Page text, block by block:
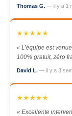
Thomas G. — il y a 1
★★★★★
« L’équipe est
100% gratuit, zéro
David L. — il y a 3
★★★★★
« Excellente